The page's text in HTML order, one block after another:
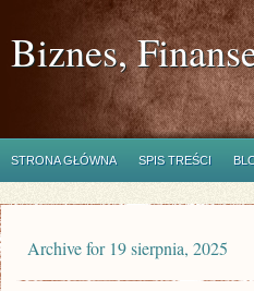
Biznes,
STRONA GŁÓWNA SPIS TREŚCI
Archive for 19 sierpnia, 2025